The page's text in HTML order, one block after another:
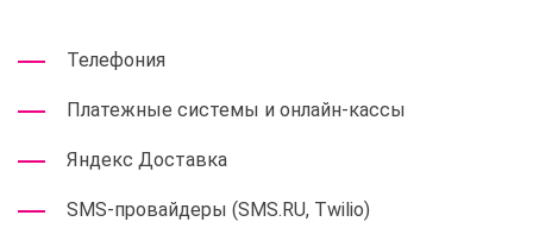
Телефония
Платежные системы и онлайн-кассы
Яндекс Доставка
SMS-провайдеры (SMS.RU, Twilio)